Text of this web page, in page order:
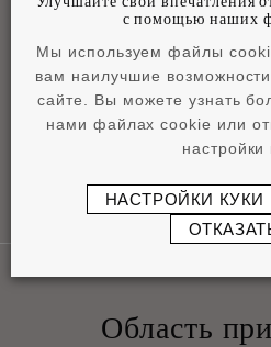
Product
pdf 4,2 MB
Область
с помощью наших
Мы используем файлы
вам наилучшие
сайте. Вы можете узнать
нами файлах cookie или
настройки
НАСТРОЙКИ КУКИ